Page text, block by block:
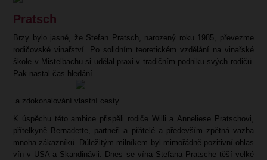
Pratsch
Brzy bylo jasné, že Stefan Pratsch, narozený roku 1985, převezme
rodičovské vinařství. Po solidním teoretickém vzdělání na vinařské
škole v Mistelbachu si udělal praxi v tradičním podniku svých rodičů.
Pak nastal čas hledání
a zdokonalování vlastní cesty.
K úspěchu této ambice přispěli rodiče Willi a Anneliese Pratschovi,
přítelkyně Bernadette, partneři a přátelé a především zpětná vazba
mnoha zákazníků. Důležitým milníkem byl mimořádně pozitivní ohlas
vín v USA a Skandinávii. Dnes se vína Stefana Pratsche těší velké